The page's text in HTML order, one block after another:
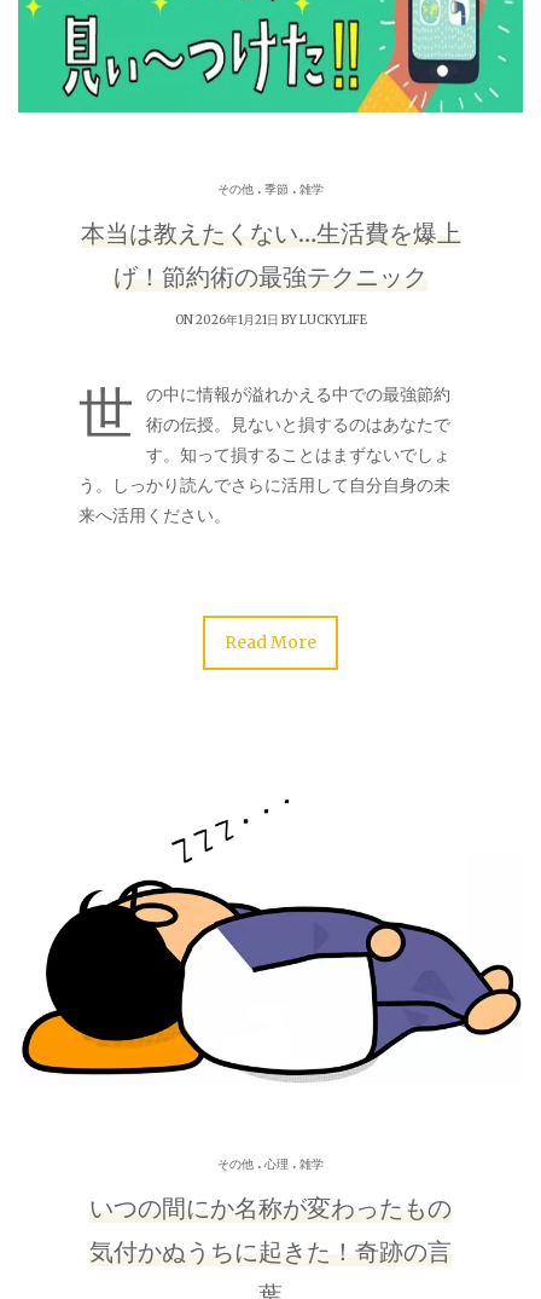
その他 . 季節 . 雑学
本当は教えたくない…生活費を爆上
げ！節約術の最強テクニック
ON 2026年1月21日 BYLUCKYLIFE
世
の中に情報が溢れかえる中での最強節約
術の伝授。見ないと損するのはあなたで
す。知って損することはまずないでしょ
う。しっかり読んでさらに活用して自分自身の未
来へ活用ください。
Read More
その他 . 心理 . 雑学
いつの間にか名称が変わったもの
気付かぬうちに起きた！奇跡の言